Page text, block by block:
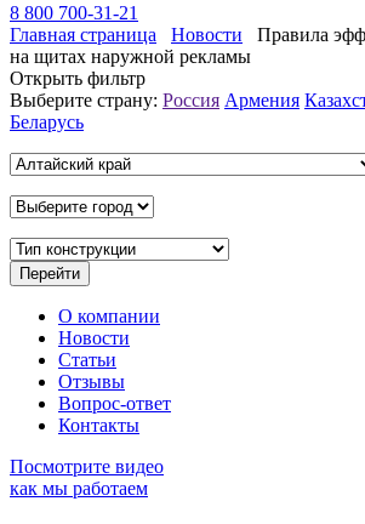
8 800 700-31-21
Главная страница
Новости
Правила
на щитах наружной рекламы
Открыть фильтр
Выберите страну: Россия Армения
Беларусь
О компании
Новости
Статьи
Отзывы
Вопрос-ответ
Контакты
Посмотрите видео
как мы работаем